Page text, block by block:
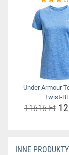
Under Armour
Twist-
11616 Ft
INNE